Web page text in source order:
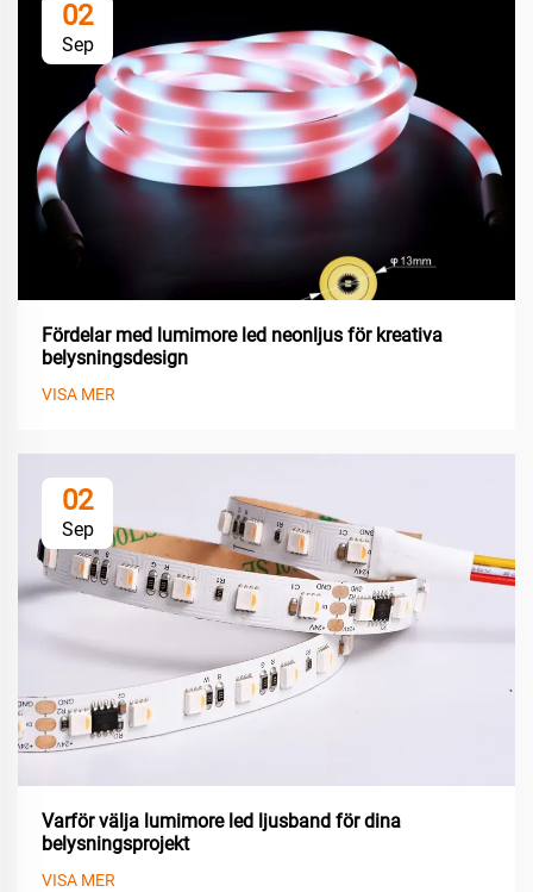
02
Sep
Fördelar med lumimore led neonljus för kreativa
belysningsdesign
VISA MER
02
Sep
Varför välja lumimore led ljusband för dina
belysningsprojekt
VISA MER